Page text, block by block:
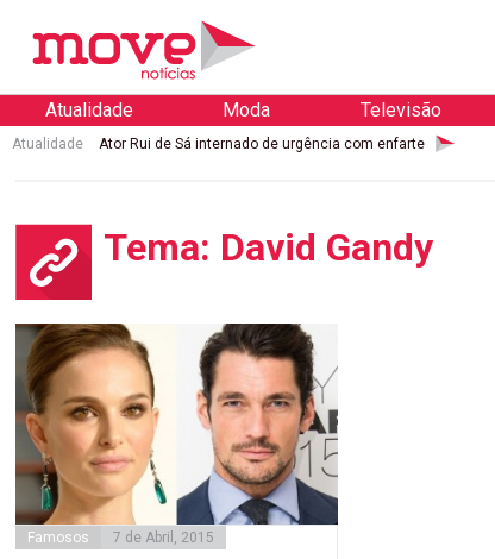
Atualidade Moda Televisão
Atualidade Ator Rui de Sá internado de urgência com enfarte
Tema: David Gandy
Famosos 7 de Abril, 2015